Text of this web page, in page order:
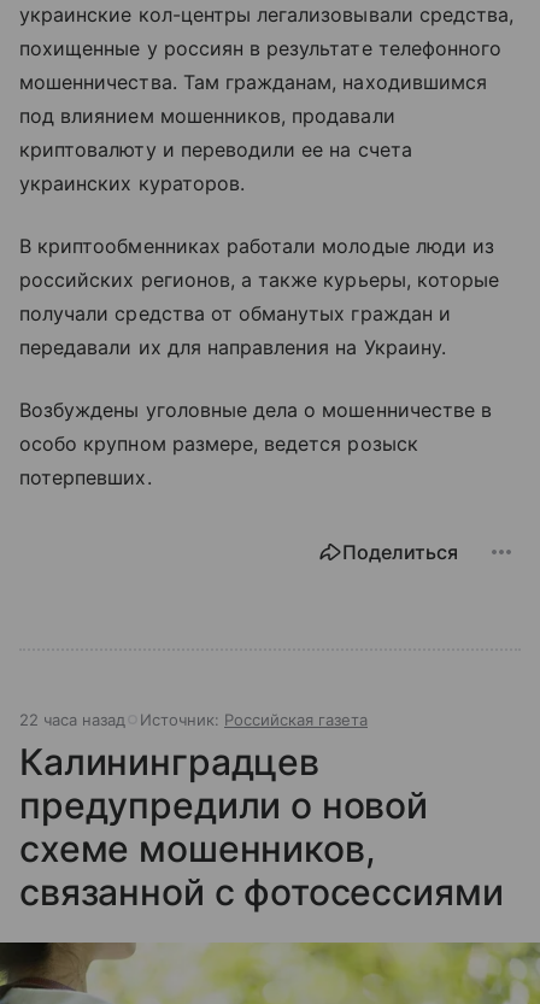
украинские кол-центры легализовывали средства,
похищенные у россиян в результате телефонного
мошенничества. Там гражданам, находившимся
под влиянием мошенников, продавали
криптовалюту и переводили ее на счета
украинских кураторов.
В криптообменниках работали молодые люди из
российских регионов, а также курьеры, которые
получали средства от обманутых граждан и
передавали их для направления на Украину.
Возбуждены уголовные дела о мошенничестве в
особо крупном размере, ведется розыск
потерпевших.
Поделиться
22 часа назад Источник: Российская газета
Калининградцев
предупредили о новой
схеме мошенников,
связанной с фотосессиями